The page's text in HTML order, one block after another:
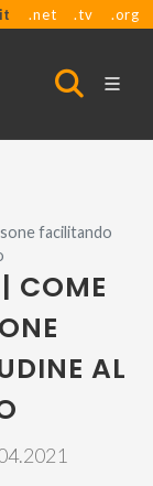
.net .tv .org
facilitando
COME
AL